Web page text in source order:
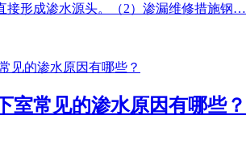
接形成渗水源头。（2）渗漏维修措施钢…
室常见的渗水原因有哪些？